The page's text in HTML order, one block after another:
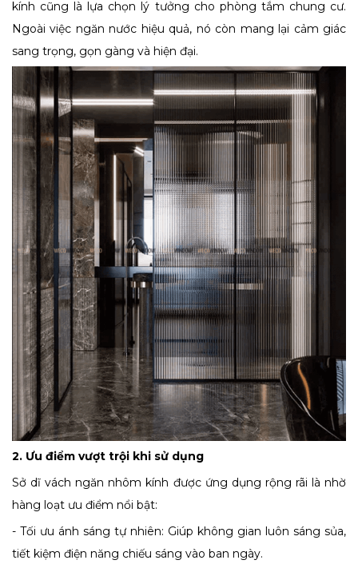
kính cũng là lựa chọn lý tưởng cho phòng tắm chung cư.
Ngoài việc ngăn nước hiệu quả, nó còn mang lại cảm giác
sang trọng, gọn gàng và hiện đại.
2. Ưu điểm vượt trội khi sử dụng
Sở dĩ vách ngăn nhôm kính được ứng dụng rộng rãi là nhờ
hàng loạt ưu điểm nổi bật:
- Tối ưu ánh sáng tự nhiên: Giúp không gian luôn sáng sủa,
tiết kiệm điện năng chiếu sáng vào ban ngày.